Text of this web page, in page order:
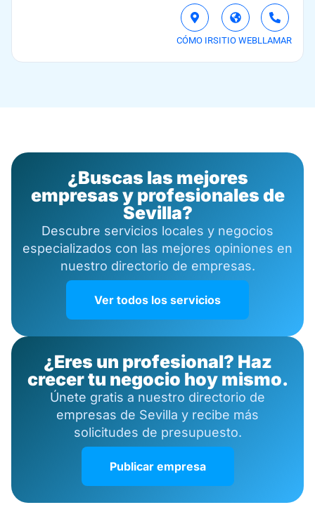
CÓMO IRSITIO WEBLLAMAR
¿Buscas las mejores
empresas y profesionales de
Sevilla?
Descubre servicios locales y negocios
especializados con las mejores opiniones en
nuestro directorio de empresas.
Ver todos los servicios
¿Eres un profesional? Haz
crecer tu negocio hoy mismo.
Únete gratis a nuestro directorio de
empresas de Sevilla y recibe más
solicitudes de presupuesto.
Publicar empresa